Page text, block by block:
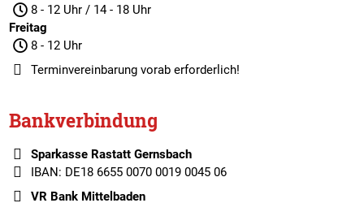
8 - 12 Uhr / 14 - 18 Uhr
Freitag
8 - 12 Uhr
Terminvereinbarungvorab erforderlich!
Bankverbindung
Sparkasse Rastatt Gernsbach
IBAN: DE18 6655 0070 0019 0045 06
VR Bank Mittelbaden